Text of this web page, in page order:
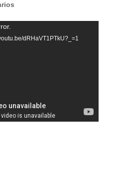
dRHaVT1PTkU?_=1